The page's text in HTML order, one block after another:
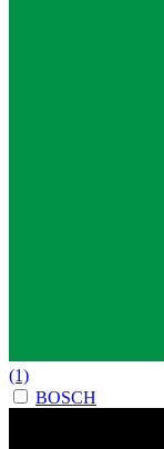
(1)
BOSCH